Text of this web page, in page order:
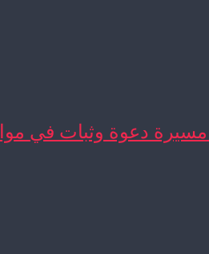
دعوة وثبات في